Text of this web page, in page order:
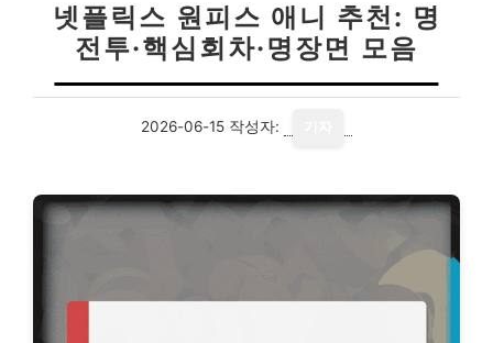
넷플릭스 원피스 애니 추천: 명
전투·핵심회차·명장면 모음
2026-06-15 작성자: